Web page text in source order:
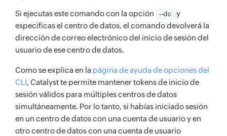
Si ejecutas este comando con la opción --dc
y
especificas el centro de datos, el comando devolverá la
dirección de correo electrónico del inicio de sesión del
usuario de ese centro de datos.
Como se explica en la página de ayuda de opciones del
CLI , Catalyst te permite mantener tokens de inicio de
sesión válidos para múltiples centros de datos
simultáneamente. Por lo tanto, si habías iniciado sesión
en un centro de datos con una cuenta de usuario y en
otro centro de datos con una cuenta de usuario